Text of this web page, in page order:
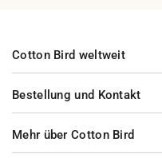
Bestellung und Kontakt
Mehr über Cotton Bird
Cotton Bird weltweit